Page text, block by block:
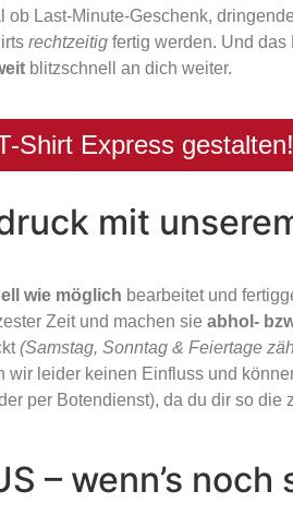
ob Last-Minute-Geschenk,
rechtzeitig fertig werden. Und
blitzschnell an dich weiter.
Shirt Express gestalten!
mit
wie möglich bearbeitet und
Zeit und machen sie abhol-
(Samstag, Sonntag & Feiertage
leider keinen Einfluss und
per Botendienst), da du dir so die
– wenn’s